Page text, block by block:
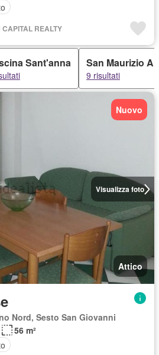
REALTY
Sant'anna San Maurizio
9 risultati
Visualizza foto
Nuovo
Attico
Nord, Sesto San Giovanni
56 m²